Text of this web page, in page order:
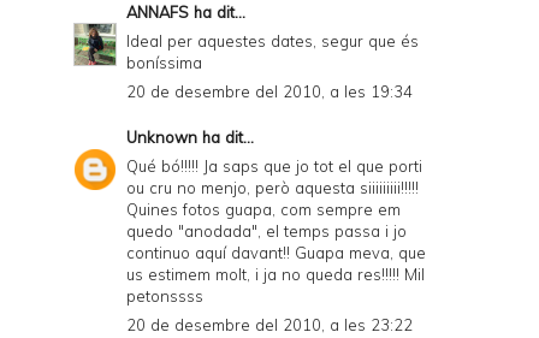
ANNAFS ha dit...
Ideal per aquestes dates, segur que és
boníssima
20 de desembre del 2010, a les 19:34
Unknown ha dit...
Qué bó!!!!! Ja saps que jo tot el que porti
ou cru no menjo, però aquesta siiiiiiiii!!!!!
Quines fotos guapa, com sempre em
quedo "anodada", el temps passa i jo
continuo aquí davant!! Guapa meva, que
us estimem molt, i ja no queda res!!!!! Mil
petonssss
20 de desembre del 2010, a les 23:22